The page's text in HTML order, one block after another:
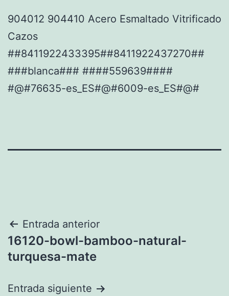
904012 904410 Acero Esmaltado Vitrificado
Cazos
##8411922433395##8411922437270##
###blanca### ####559639####
#@#76635-es_ES#@#6009-es_ES#@#
Navegación
de
Entrada anterior
16120-bowl-bamboo-natural-
turquesa-mate
Entrada siguiente